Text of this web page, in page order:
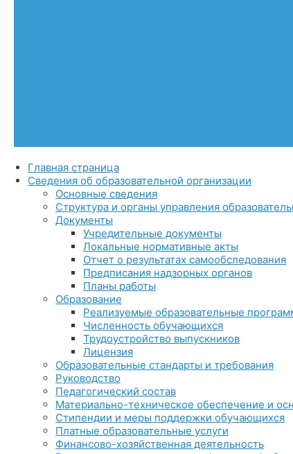
Главная страница
Сведения об образовательной организации
Основные сведения
Структура и органы управления
Документы
Учредительные документы
Локальные нормативные акты
Отчет о результатах самообследования
Предписания надзорных органов
Планы работы
Образование
Реализуемые образовательные
Численность обучающихся
Трудоустройство выпускников
Лицензия
Образовательные стандарты и требования
Руководство
Педагогический состав
Материально-техническое обеспечение и
Стипендии и меры поддержки обучающихся
Платные образовательные услуги
Финансово-хозяйственная деятельность